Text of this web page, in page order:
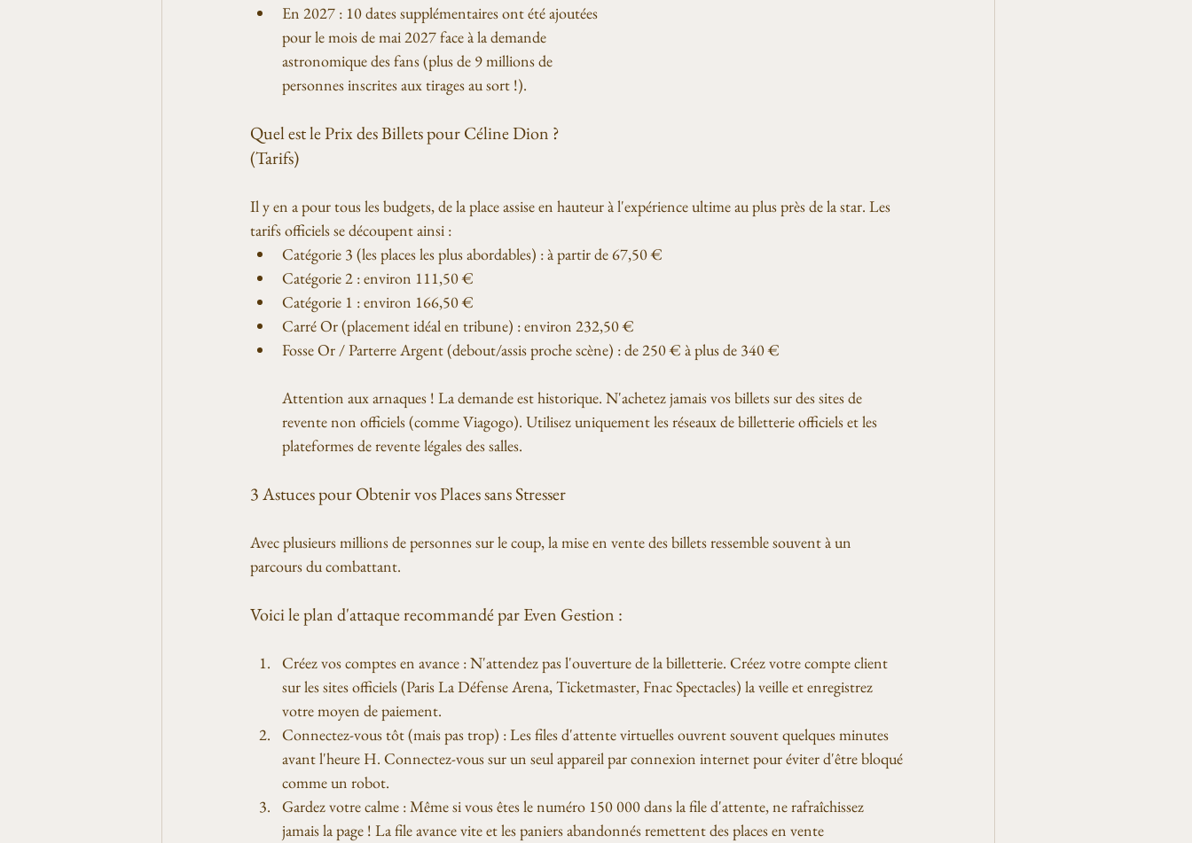
En 2027 : 10 dates supplémentaires ont été ajoutées
pour le mois de mai 2027 face à la demande
astronomique des fans (plus de 9 millions de
personnes inscrites aux tirages au sort !).
Quel est le Prix des Billets pour Céline Dion ?
(Tarifs)
Il y en a pour tous les budgets, de la place assise en hauteur à l'expérience ultime au plus près de la star. Les
tarifs officiels se découpent ainsi :
Catégorie 3 (les places les plus abordables) : à partir de 67,50 €
Catégorie 2 : environ 111,50 €
Catégorie 1 : environ 166,50 €
Carré Or (placement idéal en tribune) : environ 232,50 €
Fosse Or / Parterre Argent (debout/assis proche scène) : de 250 € à plus de 340 €
Attention aux arnaques ! La demande est historique. N'achetez jamais vos billets sur des sites de
revente non officiels (comme Viagogo). Utilisez uniquement les réseaux de billetterie officiels et les
plateformes de revente légales des salles.
3 Astuces pour Obtenir vos Places sans Stresser
Avec plusieurs millions de personnes sur le coup, la mise en vente des billets ressemble souvent à un
parcours du combattant.
Voici le plan d'attaque recommandé par Even Gestion :
Créez vos comptes en avance : N'attendez pas l'ouverture de la billetterie. Créez votre compte client
sur les sites officiels (Paris La Défense Arena, Ticketmaster, Fnac Spectacles) la veille et enregistrez
votre moyen de paiement.
Connectez-vous tôt (mais pas trop) : Les files d'attente virtuelles ouvrent souvent quelques minutes
avant l'heure H. Connectez-vous sur un seul appareil par connexion internet pour éviter d'être bloqué
comme un robot.
Gardez votre calme : Même si vous êtes le numéro 150 000 dans la file d'attente, ne rafraîchissez
jamais la page ! La file avance vite et les paniers abandonnés remettent des places en vente